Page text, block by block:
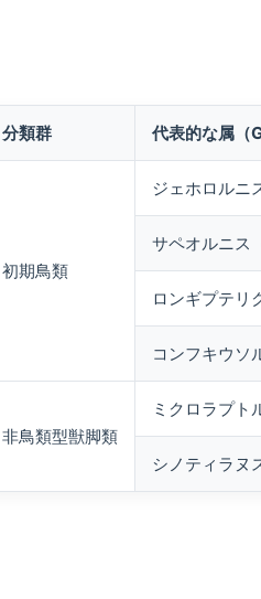
分類群
代表的な属（
初期鳥類
ジェホロルニ
サペオルニス
ロンギプテリ
コンフキウソ
非鳥類型獣脚類
ミクロラプト
シノティラヌ